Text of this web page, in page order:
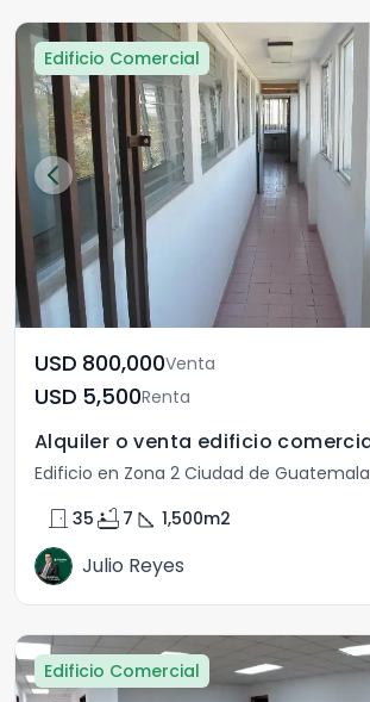
Edificio Comercial
USD	800,000Venta
USD	5,500Renta
Edificio en Zona 2 Ciudad de Guatemala
door_front 35 bathtub 7 square_foot 1,500m2
Julio Reyes
Edificio Comercial